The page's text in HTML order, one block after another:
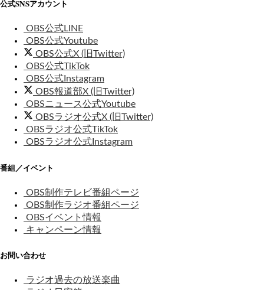
公式SNSアカウント
OBS公式LINE
OBS公式Youtube
OBS公式X (旧Twitter)
OBS公式TikTok
OBS公式Instagram
OBS報道部X (旧Twitter)
OBSニュース公式Youtube
OBSラジオ公式X (旧Twitter)
OBSラジオ公式TikTok
OBSラジオ公式Instagram
番組／イベント
OBS制作テレビ番組ページ
OBS制作ラジオ番組ページ
OBSイベント情報
キャンペーン情報
お問い合わせ
ラジオ過去の放送楽曲